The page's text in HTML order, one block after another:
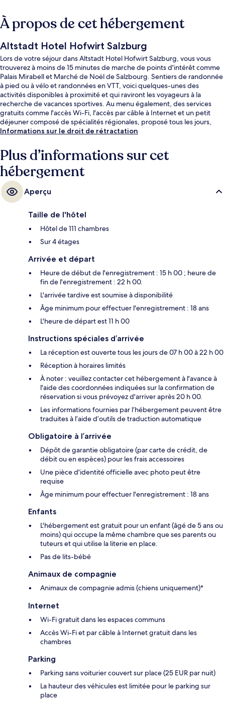
À propos de cet hébergement
Altstadt Hotel Hofwirt Salzburg
Lors de votre séjour dans Altstadt Hotel Hofwirt Salzburg, vous vous
trouverez à moins de 15 minutes de marche de points d'intérêt comme
Palais Mirabell et Marché de Noël de Salzbourg. Sentiers de randonnée
à pied ou à vélo et randonnées en VTT, voici quelques-unes des
activités disponibles à proximité et qui raviront les voyageurs à la
recherche de vacances sportives. Au menu également, des services
gratuits comme l'accès Wi-Fi, l'accès par câble à Internet et un petit
déjeuner composé de spécialités régionales, proposé tous les jours,
entre 07 h 00 et 10 h 00. Parmi les avantages offerts par cet
voyageurs adorent le personnel attentionné et le petit déjeuner.
Informations sur le droit de rétractation
Plus d’informations sur cet
hébergement
Aperçu
Taille de l'hôtel
Hôtel de 111 chambres
Sur 4 étages
Arrivée et départ
Heure de début de l'enregistrement : 15 h 00 ; heure de
fin de l'enregistrement : 22 h 00.
L'arrivée tardive est soumise à disponibilité
Âge minimum pour effectuer l'enregistrement : 18 ans
L'heure de départ est 11 h 00
Instructions spéciales d’arrivée
La réception est ouverte tous les jours de 07 h 00 à 22 h 00
Réception à horaires limités
À noter : veuillez contacter cet hébergement à l'avance à
l'aide des coordonnées indiquées sur la confirmation de
réservation si vous prévoyez d'arriver après 20 h 00.
Les informations fournies par l’hébergement peuvent être
traduites à l’aide d’outils de traduction automatique
Obligatoire à l’arrivée
Dépôt de garantie obligatoire (par carte de crédit, de
débit ou en espèces) pour les frais accessoires
Une pièce d'identité officielle avec photo peut être
requise
Âge minimum pour effectuer l'enregistrement : 18 ans
Enfants
L'hébergement est gratuit pour un enfant (âgé de 5 ans ou
moins) qui occupe la même chambre que ses parents ou
tuteurs et qui utilise la literie en place.
Pas de lits-bébé
Animaux de compagnie
Animaux de compagnie admis (chiens uniquement)*
Internet
Wi-Fi gratuit dans les espaces communs
Accès Wi-Fi et par câble à Internet gratuit dans les
chambres
Parking
Parking sans voiturier couvert sur place (25 EUR par nuit)
La hauteur des véhicules est limitée pour le parking sur
place